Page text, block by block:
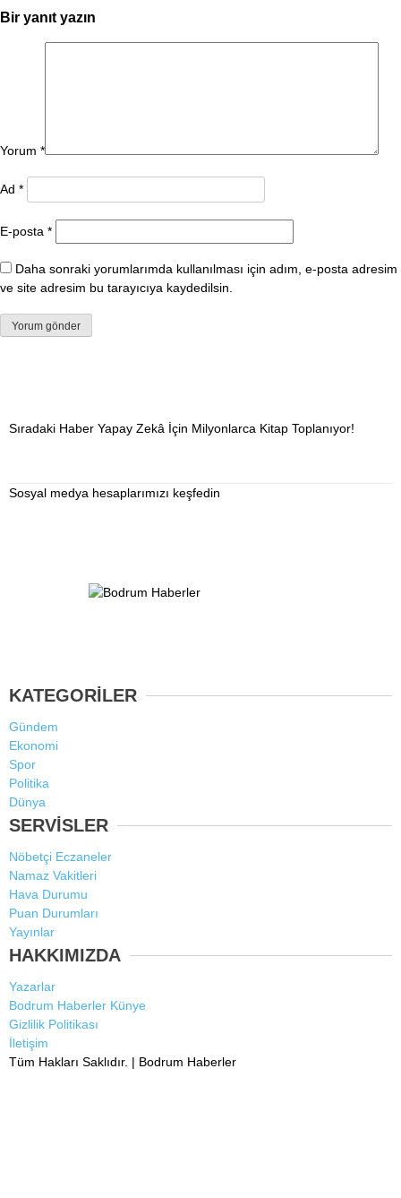
Bir yanıt yazın
Yorum *
Ad *
E-posta *
Daha sonraki yorumlarımda kullanılması için adım, e-posta adresim
ve site adresim bu tarayıcıya kaydedilsin.
Sıradaki Haber Yapay Zekâ İçin Milyonlarca Kitap Toplanıyor!
Sosyal medya hesaplarımızı keşfedin
KATEGORİLER
Gündem
Ekonomi
Spor
Politika
Dünya
SERVİSLER
Nöbetçi Eczaneler
Namaz Vakitleri
Hava Durumu
Puan Durumları
Yayınlar
HAKKIMIZDA
Yazarlar
Bodrum Haberler Künye
Gizlilik Politikası
İletişim
Tüm Hakları Saklıdır. | Bodrum Haberler